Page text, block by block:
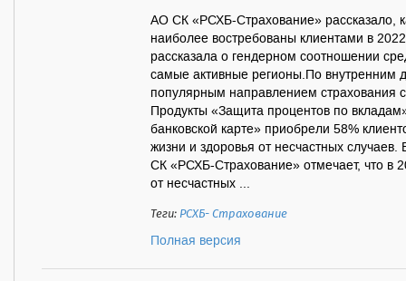
АО СК «РСХБ-Страхование» рассказало,
наиболее востребованы клиентами в
рассказала о гендерном соотношении
самые активные регионы.По
популярным направлением страхования
Продукты «Защита процентов по
банковской карте» приобрели 58%
жизни и здоровья от несчастных
СК «РСХБ-Страхование» отмечает, что в
от несчастных ...
Теги:РСХБ- Страхование
Полная версия